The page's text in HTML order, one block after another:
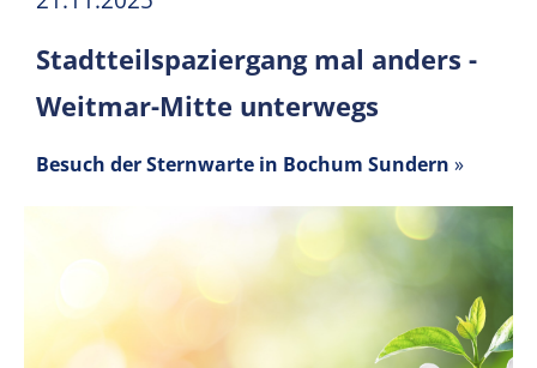
Stadtteilspaziergang mal anders -
Weitmar-Mitte unterwegs
Besuch der Sternwarte in Bochum Sundern »